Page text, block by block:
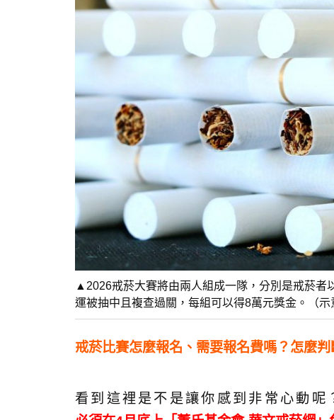
▲2026戒菸大賽將由兩人組成一隊，分別是戒菸者
運被抽中且複查過關，每組可以得8萬元獎金。（示
戒菸比賽怎麼報名、需要報名費嗎？怎麼
看到這裡是不是讓你感到非常心動呢